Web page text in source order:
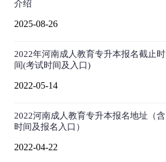
介绍
2025-08-26
2022年河南成人教育专升本报名截止时
间(考试时间及入口)
2022-05-14
2022河南成人教育专升本报名地址（含
时间及报名入口）
2022-04-22